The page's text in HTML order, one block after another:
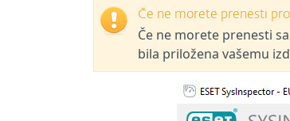
Če ne morete prenesti
Če ne morete prenesti
bila priložena vašemu